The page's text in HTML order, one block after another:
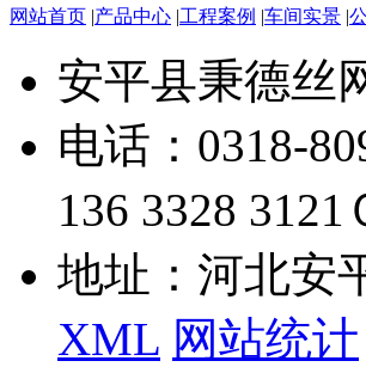
网站首页 |产品中心 |工程案例 |车间实景 |
安平县秉德丝
电话：0318-
136 3328 3121
地址：河北安
XML 网站统计